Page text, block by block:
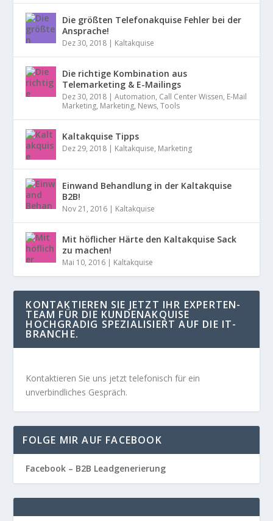
Die größten Telefonakquise Fehler bei der
Ansprache!
Dez 30, 2018 | Kaltakquise
Die richtige Kombination aus
Telemarketing & E-Mailings
Dez 30, 2018 |Automation, Call Center Wissen, E-Mail
Marketing, Marketing, News,Tools
Kaltakquise Tipps
Dez 29, 2018 | Kaltakquise, Marketing
Einwand Behandlung in der Kaltakquise
B2B!
Nov 21, 2016 | Kaltakquise
Mit höflicher Härte den Kaltakquise Sack
zu machen!
Mai 10, 2016 | Kaltakquise
KONTAKTIEREN SIE JETZT IHR EXPERTEN-
TEAM FÜR DIE KUNDENAKQUISE
HOCHGRADIG SPEZIALISIERT AUF DIE IT-
BRANCHE.
Kontaktieren Sie uns jetzt telefonisch für ein
unverbindliches Gespräch.
FOLGE MIR AUF FACEBOOK
Facebook – B2B Leadgenerierung